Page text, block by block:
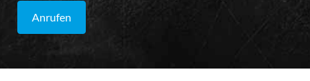
Anrufen